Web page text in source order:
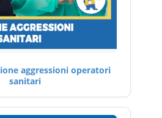
aggressioni operatori
sanitari